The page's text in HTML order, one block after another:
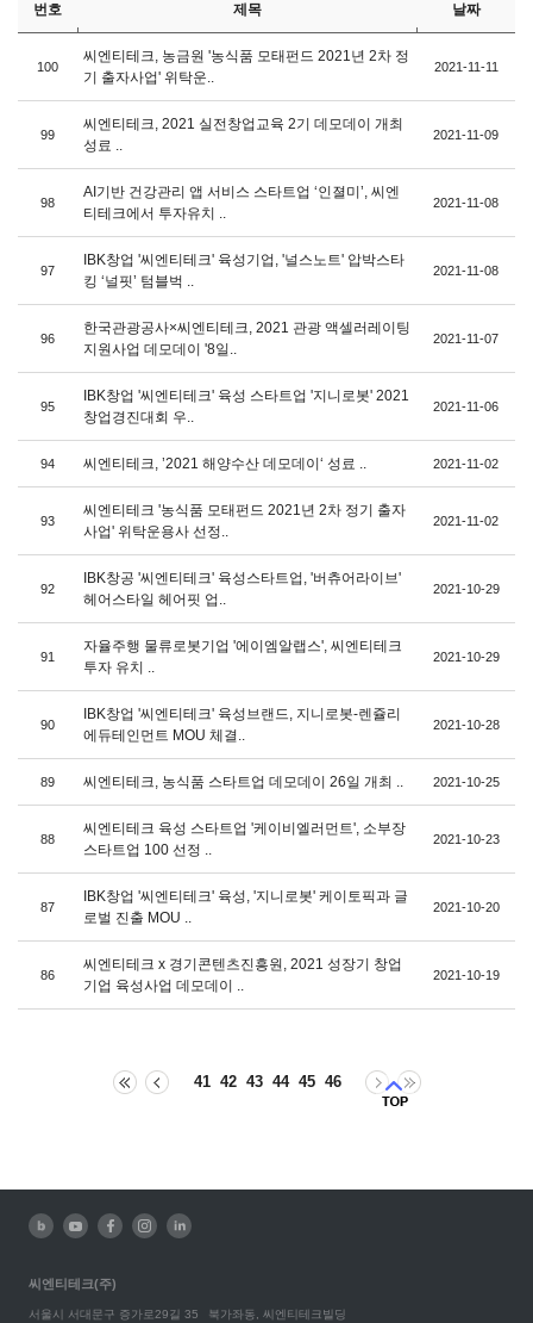
번호 제목 날짜
100
씨엔티테크, 농금원 '농식품 모태펀드 2021년 2차 정
기 출자사업' 위탁운..
2021-11-11
99
씨엔티테크, 2021 실전창업교육 2기 데모데이 개최
성료 ..
2021-11-09
98
AI기반 건강관리 앱 서비스 스타트업 ‘인졀미’, 씨엔
티테크에서 투자유치 ..
2021-11-08
97
IBK창업 '씨엔티테크' 육성기업, '널스노트' 압박스타
킹 ‘널핏’ 텀블벅 ..
2021-11-08
96
한국관광공사×씨엔티테크, 2021 관광 액셀러레이팅
지원사업 데모데이 '8일..
2021-11-07
95
IBK창업 '씨엔티테크' 육성 스타트업 '지니로봇' 2021
창업경진대회 우..
2021-11-06
94 씨엔티테크, ’2021 해양수산 데모데이‘ 성료 .. 2021-11-02
93
씨엔티테크 '농식품 모태펀드 2021년 2차 정기 출자
사업' 위탁운용사 선정..
2021-11-02
92
IBK창공 '씨엔티테크' 육성스타트업, '버츄어라이브'
헤어스타일 헤어핏 업..
2021-10-29
91
자율주행 물류로봇기업 '에이엠알랩스', 씨엔티테크
투자 유치 ..
2021-10-29
90
IBK창업 '씨엔티테크' 육성브랜드, 지니로봇-렌쥴리
에듀테인먼트 MOU 체결..
2021-10-28
89 씨엔티테크, 농식품 스타트업 데모데이 26일 개최 .. 2021-10-25
88
씨엔티테크 육성 스타트업 '케이비엘러먼트', 소부장
스타트업 100 선정 ..
2021-10-23
87
IBK창업 '씨엔티테크' 육성, '지니로봇' 케이토픽과 글
로벌 진출 MOU ..
2021-10-20
86
씨엔티테크 x 경기콘텐츠진흥원, 2021 성장기 창업
기업 육성사업 데모데이 ..
2021-10-19
41 42 43 44 45 46
씨엔티테크(주)
서울시 서대문구 증가로29길 35 북가좌동, 씨엔티테크빌딩